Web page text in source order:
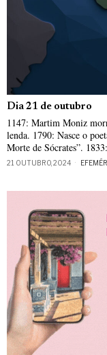
Dia 21 de outubro
1147: Martim Moniz
lenda. 1790: Nasce o
Morte de Sócrates”.
21 OUTUBRO, 2024